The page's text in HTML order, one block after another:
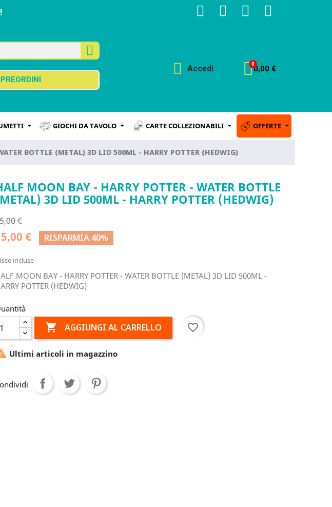
PREORDINI
Accedi 0,00 €
GIOCHI DA TAVOLO CARTE COLLEZIONABILI OFFERTE
BOTTLE (METAL) 3D LID 500ML - HARRY POTTER (HEDWIG)
MOON BAY - HARRY POTTER - WATER BOTTLE
3D LID 500ML - HARRY POTTER (HEDWIG)
€
€ RISPARMIA 40%
incluse
MOON BAY - HARRY POTTER - WATER BOTTLE (METAL) 3D LID 500ML -
POTTER (HEDWIG)
 AGGIUNGI AL CARRELLO favorite_border
Ultimi articoli in magazzino